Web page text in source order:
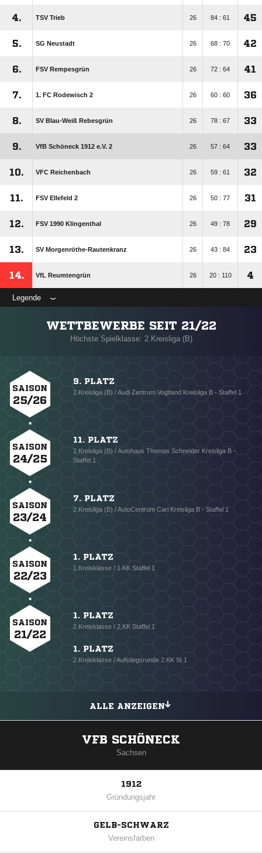
4. TSV Trieb 26 84 : 61 45
5. SG Neustadt 26 68 : 70 42
6. FSV Rempesgrün 26 72 : 64 41
7. 1. FC Rodewisch 2 26 60 : 60 36
8. SV Blau-Weiß Rebesgrün 26 78 : 67 33
9. VfB Schöneck 1912 e.V. 2 26 57 : 64 33
10. VFC Reichenbach 26 59 : 61 32
11. FSV Ellefeld 2 26 50 : 77 31
12. FSV 1990 Klingenthal 26 49 : 78 29
13. SV Morgenröthe-Rautenkranz 26 43 : 84 23
14. VfL Reumtengrün 26 20 : 110 4
Legende
WETTBEWERBE SEIT 21/22
Höchste Spielklasse: 2.Kreisliga (B)
SAISON
25/26
9. PLATZ
2.Kreisliga (B) / Audi Zentrum Vogtland Kreisliga B - Staffel 1
SAISON
24/25
11. PLATZ
2.Kreisliga (B) / Autohaus Thomas Schneider Kreisliga B -
Staffel 1
SAISON
23/24
7. PLATZ
2.Kreisliga (B) / AutoCentrum Carl Kreisliga B - Staffel 1
SAISON
22/23
1. PLATZ
1.Kreisklasse / 1.KK Staffel 1
SAISON
21/22
1. PLATZ
2.Kreisklasse / 2.KK Staffel 1
1. PLATZ
2.Kreisklasse / Aufstiegsrunde 2.KK St.1
ALLE ANZEIGEN
VFB SCHÖNECK
Sachsen
1912
Gründungsjahr
GELB-SCHWARZ
Vereinsfarben